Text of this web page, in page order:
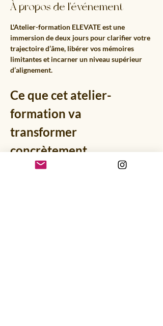
À propos de l'événement
L'Atelier-formation ELEVATE est une
immersion de deux jours pour clarifier votre
trajectoire d’âme, libérer vos mémoires
limitantes et incarner un niveau supérieur
d’alignement.
Ce que cet atelier-
formation va
transformer
concrètement
À l’issue de ces deux jours, vous repartez avec :